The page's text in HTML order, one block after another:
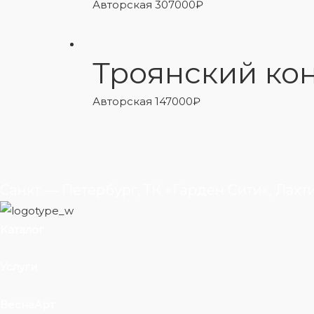
Авторская 307000₽
Троянский
Авторская 147000₽